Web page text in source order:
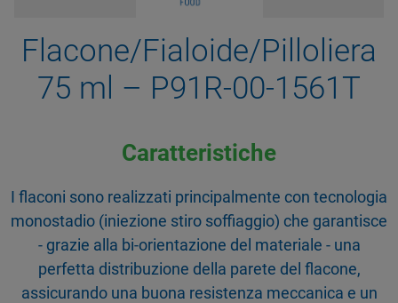
Flacone/Fialoide/Pilloliera
75 ml – P91R-00-1561T
Caratteristiche
I flaconi sono realizzati principalmente con tecnologia
monostadio (iniezione stiro soffiaggio) che garantisce
- grazie alla bi-orientazione del materiale - una
perfetta distribuzione della parete del flacone,
assicurando una buona resistenza meccanica e un